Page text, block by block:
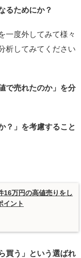
るためにか？
一度外してみて様々
析してみてください
で売れたのか」を分
？」を考慮すること
16万円の高値売りをし
イント
買う」という選ばれ